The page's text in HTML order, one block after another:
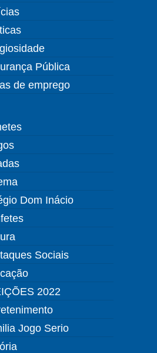
Pública
de emprego
Dom Inácio
Sociais
2022
Jogo Serio